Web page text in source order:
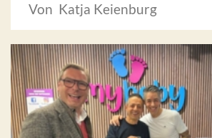
Von Katja Keienburg